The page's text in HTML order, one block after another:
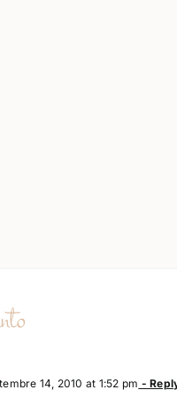
14, 2010 at 1:52 pm -